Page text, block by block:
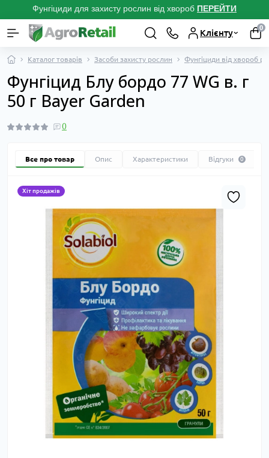
Фунгіциди для захисту рослин від хвороб ПЕРЕЙТИ
Клієнту
0
Каталог товарів Засоби захисту рослин Фунгіциди від хвороб
Фунгіцид Блу бордо 77 WG в. г
50 г Bayer Garden
0
Все про товар Опис Характеристики Відгуки 0
Хіт продажів